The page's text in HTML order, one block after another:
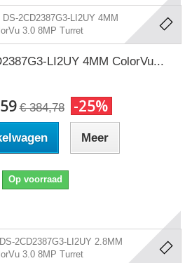
LI2UY 4MM ColorVu...
€ 384,78 -25%
Meer
Op voorraad